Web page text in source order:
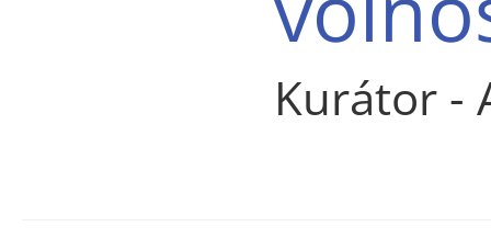
Kurátor -